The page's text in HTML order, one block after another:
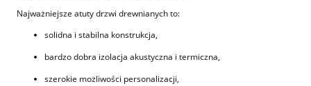
Najważniejsze atuty drzwi drewnianych to:
solidna i stabilna konstrukcja,
bardzo dobra izolacja akustyczna i termiczna,
szerokie możliwości personalizacji,